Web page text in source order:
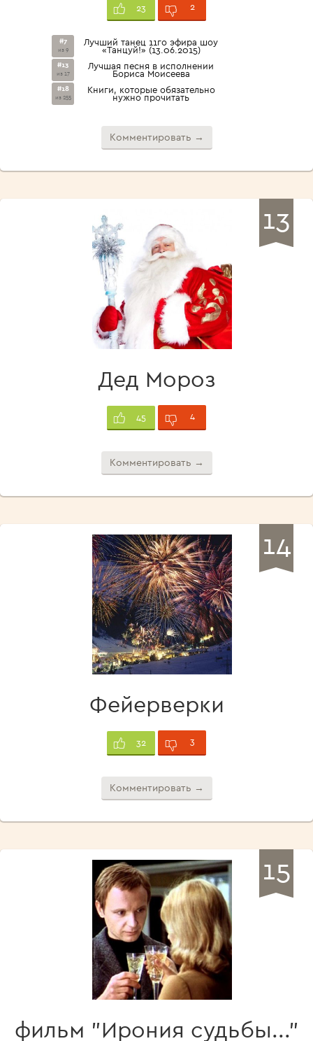
23 2
#7
из 9
Лучший танец 11го эфира шоу
«Танцуй!» (13.06.2015)
#13
из 17
Лучшая песня в исполнении
Бориса Моисеева
#18
из 255
Книги, которые обязательно
нужно прочитать
Комментировать →
13
Дед Мороз
45 4
Комментировать →
14
Фейерверки
32 3
Комментировать →
15
фильм "Ирония судьбы..."